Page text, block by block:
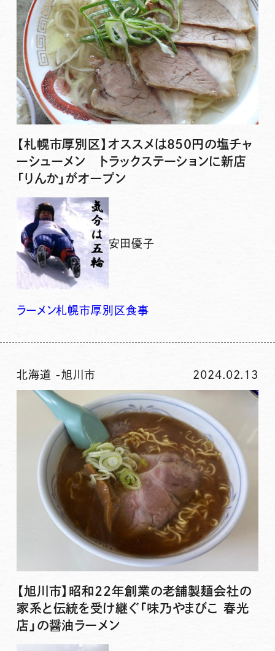
【札幌市厚別区】オススメは850円の塩チャ
ーシューメン トラックステーションに新店
「りんか」がオープン
安田優子
ラーメン札幌市厚別区 食事
北海道 -旭川市 2024.02.13
【旭川市】昭和22年創業の老舗製麺会社の
家系と伝統を受け継ぐ「味乃やまびこ 春光
店」の醤油ラーメン